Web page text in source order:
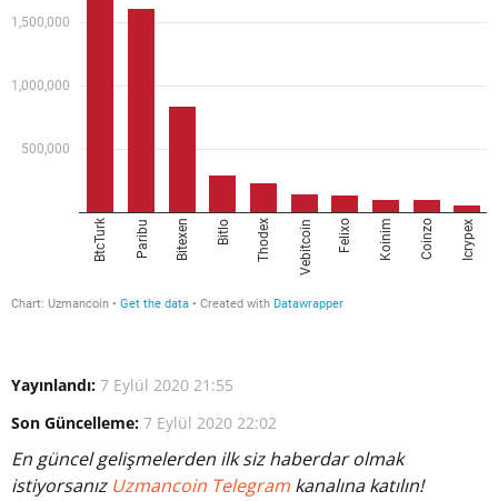
Yayınlandı: 7 Eylül 2020 21:55
Son Güncelleme: 7 Eylül 2020 22:02
En güncel gelişmelerden ilk siz haberdar olmak
istiyorsanız Uzmancoin Telegram kanalına katılın!